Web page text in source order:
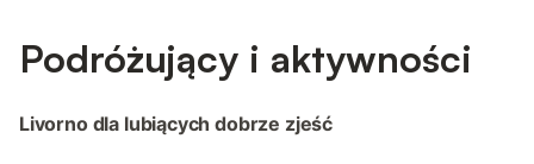
Podróżujący i aktywności
Livorno dla lubiących dobrze zjeść